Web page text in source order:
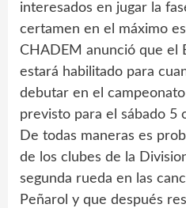
interesados en jugar la
certamen en el máximo
CHADEM anunció que el
estará habilitado para
debutar en el
previsto para el sábado 5
De todas maneras es
de los clubes de la
segunda rueda en las
Peñarol y que después